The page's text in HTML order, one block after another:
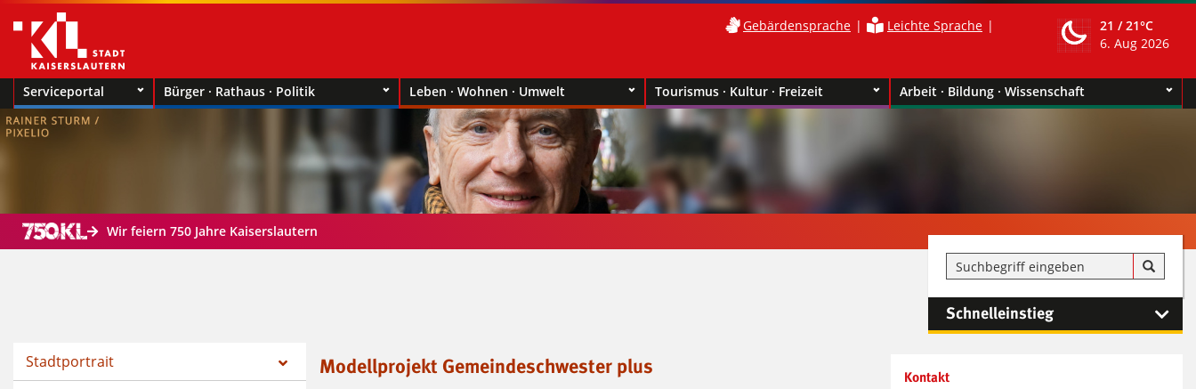
Gebärdensprache Leichte Sprache 21 / 21°C
6. Aug 2026
Serviceportal Bürger · Rathaus · Politik Leben · Wohnen · Umwelt Tourismus · Kultur · Freizeit Arbeit · Bildung · Wissenschaft
Wir feiern 750 Jahre Kaiserslautern
Schnelleinstieg
Stadtportrait
Modellprojekt Gemeindeschwester plus
Kontaktinformationen und
Kontakt